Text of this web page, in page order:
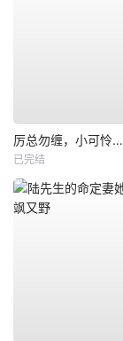
厉总勿缠，小可怜只想当厂妹
已完结